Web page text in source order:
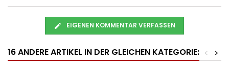
EIGENEN KOMMENTAR VERFASSEN
16 ANDERE ARTIKEL IN DER GLEICHEN KATEGORIE: >
<